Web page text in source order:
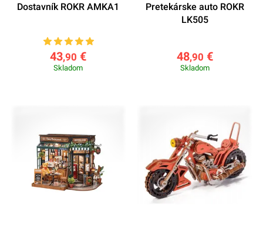
Dostavník ROKR AMKA1
43,90 €
Skladom
Pretekárske auto ROKR
LK505
48,90 €
Skladom